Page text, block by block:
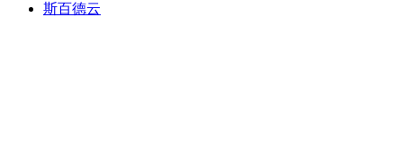
斯百德云